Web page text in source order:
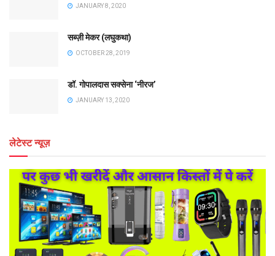
JANUARY 8, 2020
सब्ज़ी मेकर (लघुकथा)
OCTOBER 28, 2019
डॉ. गोपालदास सक्सेना ‘नीरज’
JANUARY 13, 2020
लेटेस्ट न्यूज़